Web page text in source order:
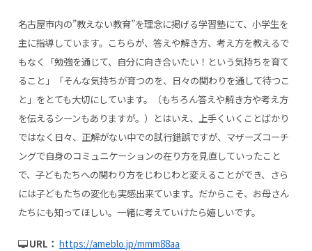
名古屋市内の”教えない教育”を理念に掲げる学習塾にて、小学生を
主に指導しています。こちらが、答えや解き方、考え方を教えるで
もなく「勉強を通じて、自分に向き合いたい！という気持ちを育て
ること」「そんな気持ちが育つのを、日々の関わりを通して待つこ
と」をとても大切にしています。（もちろん答えや解き方や考え方
を伝えるシーンもありますが。）とはいえ、上手くいくことばかり
ではなく日々、正解がない中での試行錯誤ですが、マザーズコーチ
ングで自身のコミュニケーションの在り方を見直していったこと
で、子どもたちへの関わり方をじわじわと変えることができ、さら
には子どもたちの変化も実感出来ています。だからこそ、お母さん
たちにも知ってほしい。一緒に考えていけたら嬉しいです。
URL： https://ameblo.jp/mmm88aa